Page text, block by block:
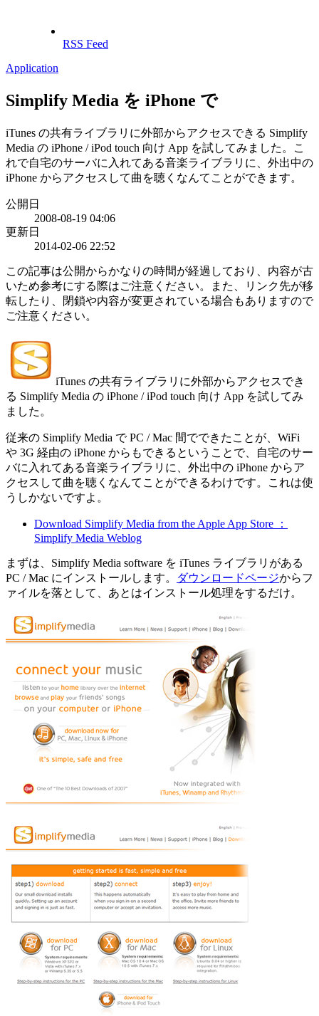
RSS Feed
Application
Simplify Media を iPhone で
iTunes の共有ライブラリに外部からアクセスできる Simplify
Media の iPhone / iPod touch 向け App を試してみました。こ
れで自宅のサーバに入れてある音楽ライブラリに、外出中の
iPhone からアクセスして曲を聴くなんてことができます。
公開日
2008-08-19 04:06
更新日
2014-02-06 22:52
この記事は公開からかなりの時間が経過しており、内容が古
いため参考にする際はご注意ください。また、リンク先が移
転したり、閉鎖や内容が変更されている場合もありますので
ご注意ください。
iTunes の共有ライブラリに外部からアクセスでき
る Simplify Media の iPhone / iPod touch 向け App を試してみ
ました。
従来の Simplify Media で PC / Mac 間でできたことが、WiFi
や 3G 経由の iPhone からもできるということで、自宅のサー
バに入れてある音楽ライブラリに、外出中の iPhone からア
クセスして曲を聴くなんてことができるわけです。これは使
うしかないですよ。
Download Simplify Media from the Apple App Store ：
Simplify Media Weblog
まずは、Simplify Media software を iTunes ライブラリがある
PC / Mac にインストールします。
ダウンロードページからフ
ァイルを落として、あとはインストール処理をするだけ。